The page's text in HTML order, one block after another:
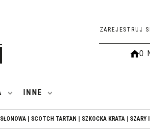
ZAREJESTRUJ
O
INNE
| SCOTCH TARTAN | SZKOCKA KRATA | SZARY